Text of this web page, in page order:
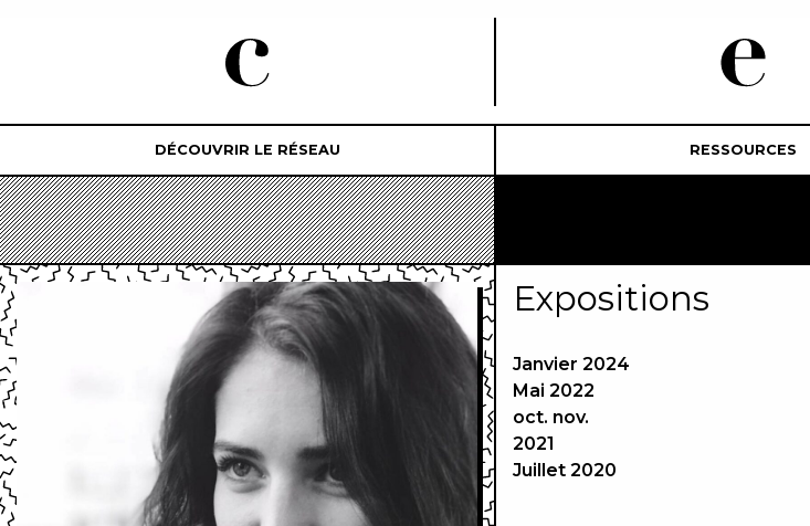
DÉCOUVRIR LE RÉSEAU RESSOURCES
Expositions
Janvier 2024
Mai 2022
oct. nov.
2021
Juillet 2020